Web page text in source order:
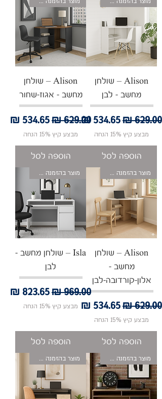
Alison – שולחן
מחשב - לבן
מחיר רגילמחיר מבצע
מבצע קיץ 15% הנחה
הוספה לסל
Alison – שולחן
מחשב - אגוז-שחור
מחיר רגילמחיר
מבצע קיץ 15% הנחה
הוספה לסל
מוצר בהזמנה אישית
Alison – שולחן
מחשב -
אלון-קורדובה-לבן
מחיר רגילמחיר מבצע
מבצע קיץ 15% הנחה
הוספה לסל
מוצר בהזמנה אישית
Isla – שולחן מחשב -
לבן
מחיר רגילמחיר
מבצע קיץ 15% הנחה
הוספה לסל
מוצר בהזמנה אישית מוצר בהזמנה אישית